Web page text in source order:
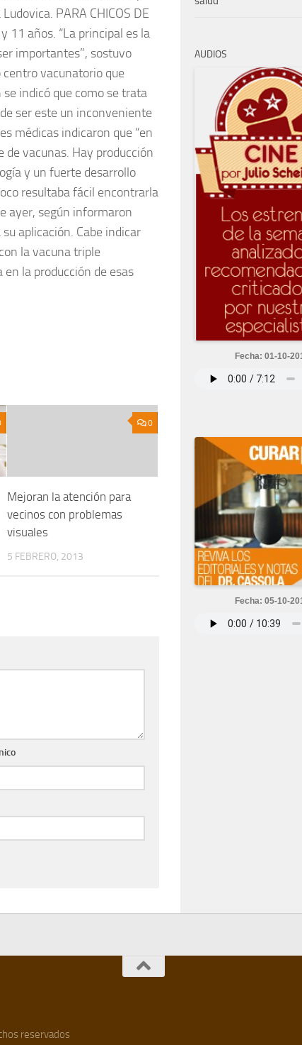
PARA CHICOS DE
11 años. “La principal es la
importantes”, sostuvo
centro vacunatorio que
indicó que como se trata
ser este un inconveniente
médicas indicaron que “en
de vacunas. Hay producción
y un fuerte desarrollo
resultaba fácil encontrarla
ayer, según informaron
aplicación. Cabe indicar
la vacuna triple
la producción de esas
0
Mejoran la atención para
vecinos con problemas
visuales
5 FEBRERO, 2013
AUDIOS
Fecha: 01-10-
Fecha: 05-10-
reservados